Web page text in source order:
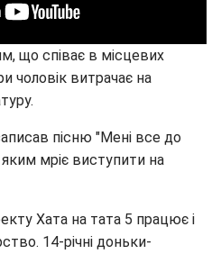
що співає в місцевих
чоловік витрачає на
пісню "Мені все до
яким мріє виступити на
Хата на тата 5 працює і
14-річні доньки-